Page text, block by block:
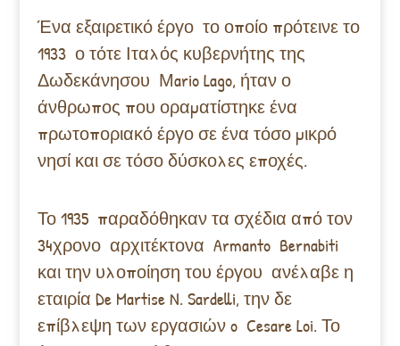
Ένα εξαιρετικό έργο το οποίο πρότεινε το
1933 ο τότε Ιταλός κυβερνήτης της
Δωδεκάνησου Μario Lago, ήταν ο
άνθρωπος που οραματίστηκε ένα
πρωτοποριακό έργο σε ένα τόσο μικρό
νησί και σε τόσο δύσκολες εποχές.
Το 1935 παραδόθηκαν τα σχέδια από τον
34χρονο αρχιτέκτονα Armanto Bernabiti
και την υλοποίηση του έργου ανέλαβε η
εταιρία De Martise N. Sardelli, την δε
επίβλεψη των εργασιών o Cesare Loi. Το